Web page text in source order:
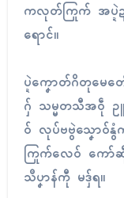
ကလုတ်ကြုက် အပ္ဍဲ
ရောၚ်။
ပ္ဍဲကၞောတ်ဂိတုမေ
ဂှ် သမ္မတသီအဝဵု
ဝ် လုပ်ဗဗွဲသၞော
ကြုက်လေဝ် ကော်
သဳပၞာန်ကီု မဒှ်ရ။